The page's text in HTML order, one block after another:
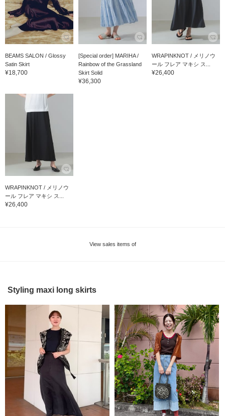
BEAMS SALON / Glossy
Satin Skirt
¥18,700
[Special order] MARIHA /
Rainbow of the Grassland
Skirt Solid
¥36,300
WRAPINKNOT / メリノウ
ール フレア マキシ ス...
¥26,400
WRAPINKNOT / メリノウ
ール フレア マキシ ス...
¥26,400
View sales items of
Styling maxi long skirts